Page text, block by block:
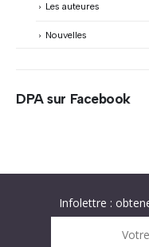
Les auteures
Nouvelles
DPA sur Facebook
Infolettre :